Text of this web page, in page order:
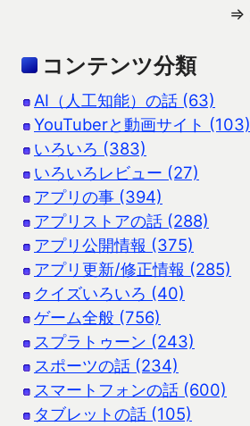
⇒
コンテンツ分類
AI（人工知能）の話 (63)
YouTuberと動画サイト (103)
いろいろ (383)
いろいろレビュー (27)
アプリの事 (394)
アプリストアの話 (288)
アプリ公開情報 (375)
アプリ更新/修正情報 (285)
クイズいろいろ (40)
ゲーム全般 (756)
スプラトゥーン (243)
スポーツの話 (234)
スマートフォンの話 (600)
タブレットの話 (105)